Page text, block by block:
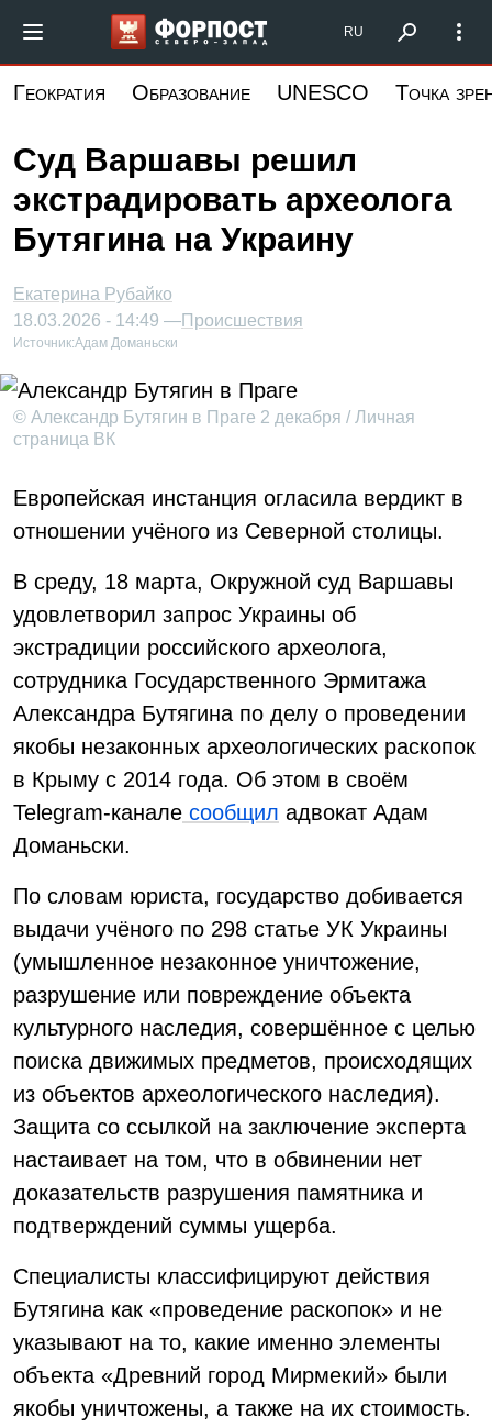
основному
Форпост Северо-Запад
RU
Геократия Образование UNESCO Точка
Суд Варшавы решил
экстрадировать археолога
Бутягина на Украину
Екатерина Рубайко
18.03.2026 - 14:49 —Происшествия
Источник:Адам Доманьски
© Александр Бутягин в Праге 2 декабря / Личная
страница ВК
Европейская инстанция огласила вердикт в
отношении учёного из Северной столицы.
В среду, 18 марта, Окружной суд Варшавы
удовлетворил запрос Украины об
экстрадиции российского археолога,
сотрудника Государственного Эрмитажа
Александра Бутягина по делу о проведении
якобы незаконных археологических раскопок
в Крыму с 2014 года. Об этом в своём
Telegram-канале сообщил адвокат Адам
Доманьски.
По словам юриста, государство добивается
выдачи учёного по 298 статье УК Украины
(умышленное незаконное уничтожение,
разрушение или повреждение объекта
культурного наследия, совершённое с целью
поиска движимых предметов, происходящих
из объектов археологического наследия).
Защита со ссылкой на заключение эксперта
настаивает на том, что в обвинении нет
доказательств разрушения памятника и
подтверждений суммы ущерба.
Специалисты классифицируют действия
Бутягина как «проведение раскопок» и не
указывают на то, какие именно элементы
объекта «Древний город Мирмекий» были
якобы уничтожены, а также на их стоимость.